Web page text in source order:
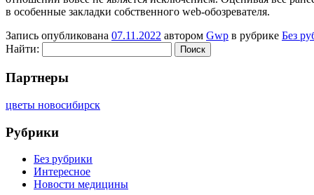
в особенные закладки собственного web-обозревателя.
Запись опубликована 07.11.2022 автором Gwp в рубрике Без
Найти:
Партнеры
цветы новосибирск
Рубрики
Без рубрики
Интересное
Новости медицины